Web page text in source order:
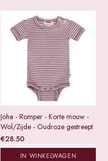
Joha - Romper - Korte mouw -
Wol/Zijde - Oudroze gestreept
€28.50
IN WINKELWAGEN